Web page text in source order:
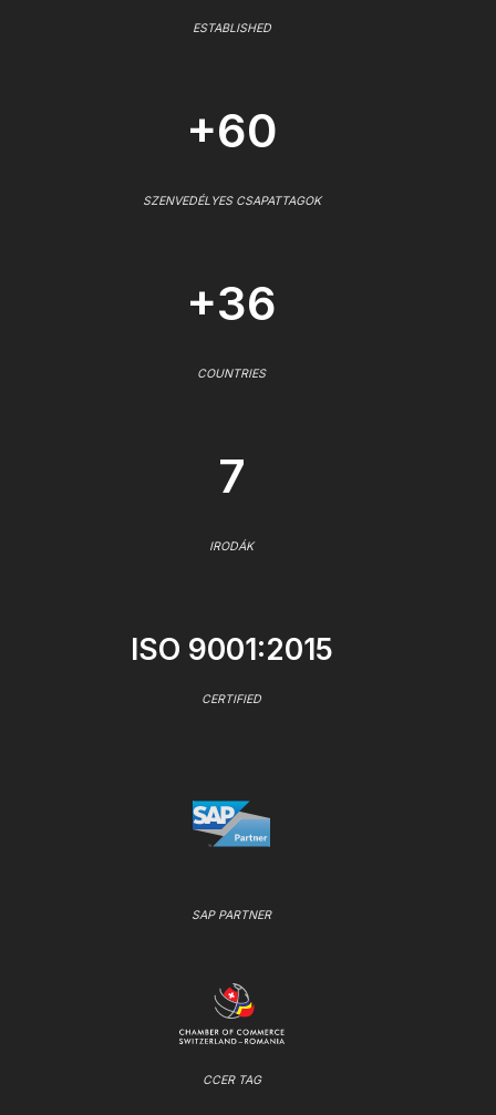
ESTABLISHED
+60
SZENVEDÉLYES CSAPATTAGOK
+36
COUNTRIES
7
IRODÁK
ISO 9001:2015
CERTIFIED
SAP PARTNER
CCER TAG